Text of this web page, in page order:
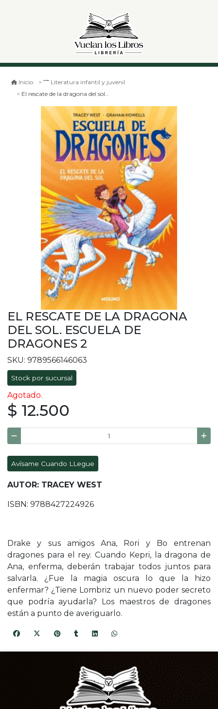
Inicio
Literatura infantil y juvenil
El rescate de la dragona del sol. escuela de dragones 2
EL RESCATE DE LA DRAGONA
DEL SOL. ESCUELA DE
DRAGONES 2
SKU: 9789566146063
Stock por sucursal
Agotado.
$ 12.500
Avísame Cuando LLegue
AUTOR: TRACEY WEST
ISBN: 9788427224926
Drake y sus amigos Ana, Rori y Bo entrenan
dragones para el rey. Cuando Kepri, la dragona de
Ana, enferma, deberán trabajar todos juntos para
salvarla. ¿Fue la magia oscura lo que la hizo
enfermar? ¿Tiene Lombriz un nuevo poder secreto
que podría ayudarla? Los maestros de dragones
están a punto de averiguarlo.